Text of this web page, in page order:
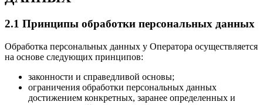
2.1 Принципы обработки персональных данных
Обработка персональных данных у Оператора осуществляется
на основе следующих принципов:
законности и справедливой основы;
ограничения обработки персональных данных
достижением конкретных, заранее определенных и